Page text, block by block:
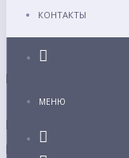
КОНТАКТЫ
МЕНЮ